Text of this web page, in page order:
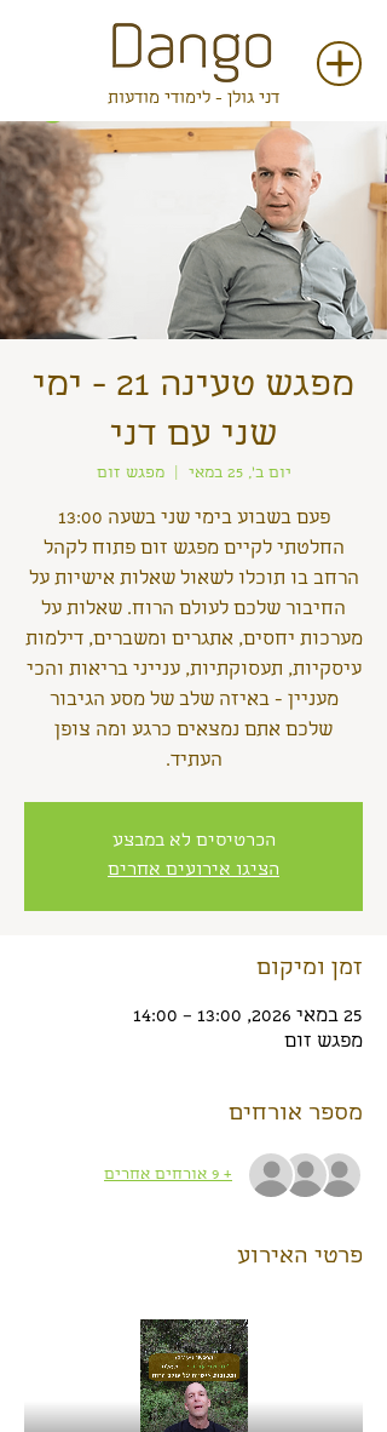
דני גולן - לימודי מודעות
מפגש טעינה 21 - ימי
שני עם דני
יום ב׳, 25 במאי
  |
מפגש זום
פעם בשבוע בימי שני בשעה 13:00
החלטתי לקיים מפגש זום פתוח לקהל
הרחב בו תוכלו לשאול שאלות אישיות על
החיבור שלכם לעולם הרוח. שאלות על
מערכות יחסים, אתגרים ומשברים, דילמות
עיסקיות, תעסוקתיות, ענייני בריאות והכי
מעניין - באיזה שלב של מסע הגיבור
שלכם אתם נמצאים כרגע ומה צופן
העתיד.
הכרטיסים לא במבצע
הציגו אירועים אחרים
זמן ומיקום
25 במאי 2026, 13:00 – 14:00
מפגש זום
מספר אורחים
+ 9 אורחים אחרים
פרטי האירוע